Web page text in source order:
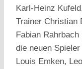
Karl-Heinz
Trainer Christian
Fabian
die neuen
Louis Emken,